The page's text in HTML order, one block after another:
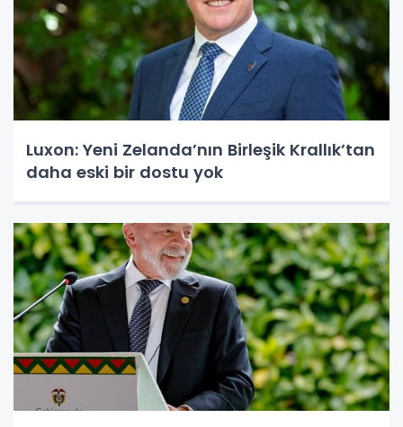
Luxon: Yeni Zelanda’nın Birleşik Krallık’tan
daha eski bir dostu yok